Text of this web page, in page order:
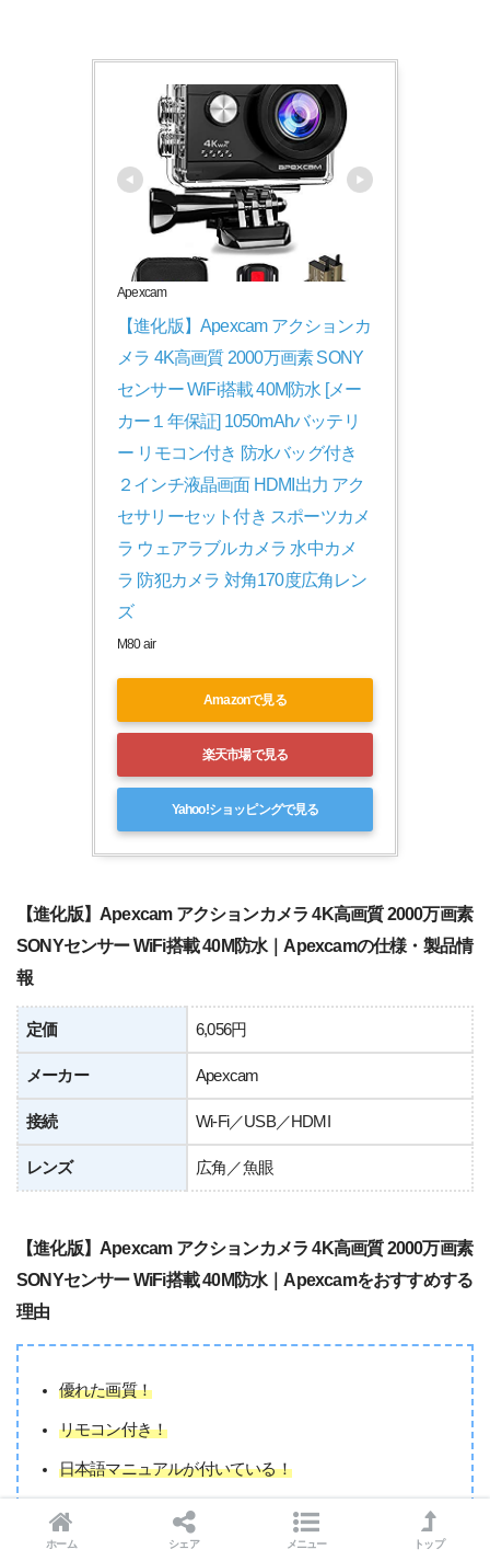
Apexcam
【進化版】Apexcam アクションカ
メラ 4K高画質 2000万画素 SONY
センサー WiFi搭載 40M防水 [メー
カー１年保証] 1050mAhバッテリ
ー リモコン付き 防水バッグ付き
２インチ液晶画面 HDMI出力 アク
セサリーセット付き スポーツカメ
ラ ウェアラブルカメラ 水中カメ
ラ 防犯カメラ 対角170度広角レン
ズ
M80 air
Amazonで見る
楽天市場で見る
Yahoo!ショッピングで見る
【進化版】Apexcam アクションカメラ 4K高画質 2000万画素
SONYセンサー WiFi搭載 40M防水｜Apexcamの仕様・製品情
報
定価 6,056円
メーカー Apexcam
接続 Wi-Fi／USB／HDMI
レンズ 広角／魚眼
【進化版】Apexcam アクションカメラ 4K高画質 2000万画素
SONYセンサー WiFi搭載 40M防水｜Apexcamをおすすめする
理由
優れた画質！
リモコン付き！
日本語マニュアルが付いている！
ホーム シェア メニュー トップ